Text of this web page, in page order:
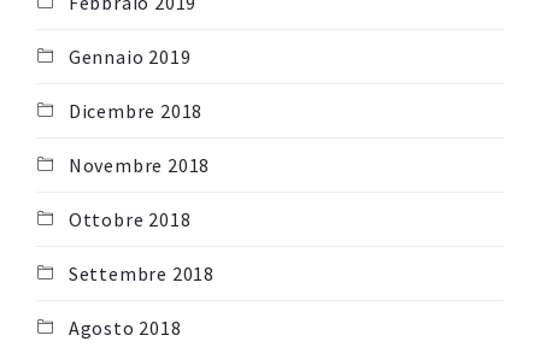
Gennaio 2019
Dicembre 2018
Novembre 2018
Ottobre 2018
Settembre 2018
Agosto 2018